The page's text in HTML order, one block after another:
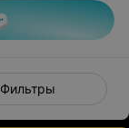
Фильтры